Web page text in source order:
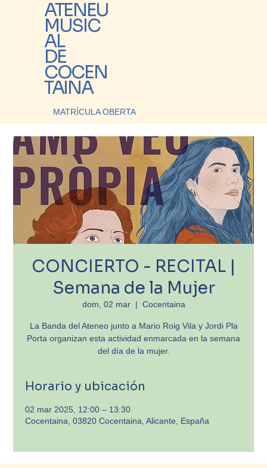
MATRÍCULA OBERTA
ATENEU
MUSIC
AL
DE
COCEN
TAINA
CONCIERTO - RECITAL |
Semana de la Mujer
dom, 02 mar
  |
Cocentaina
La Banda del Ateneo junto a Mario Roig Vila y Jordi Pla
Porta organizan esta actividad enmarcada en la semana
del día de la mujer.
Horario y ubicación
02 mar 2025, 12:00 – 13:30
Cocentaina, 03820 Cocentaina, Alicante, España